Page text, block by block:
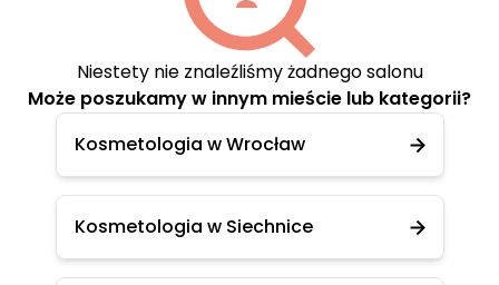
Niestety nie znaleźliśmy żadnego salonu
Może poszukamy w innym mieście lub kategorii?
Kosmetologia w Wrocław
Kosmetologia w Siechnice